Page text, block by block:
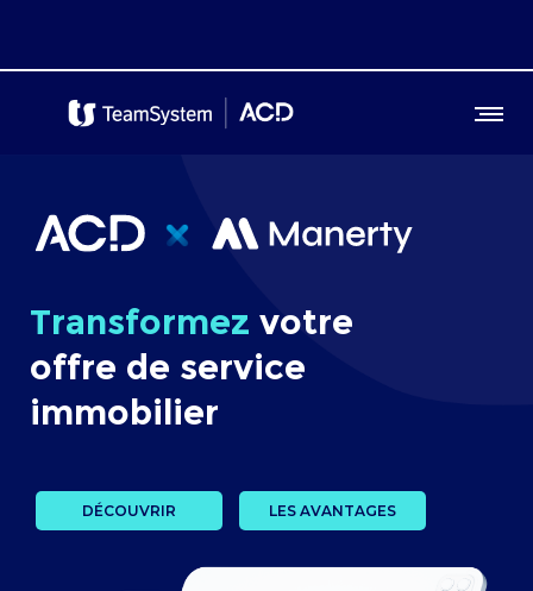
DÉCOUVRIR
Transformez votre
offre de service
immobilier
LES AVANTAGES